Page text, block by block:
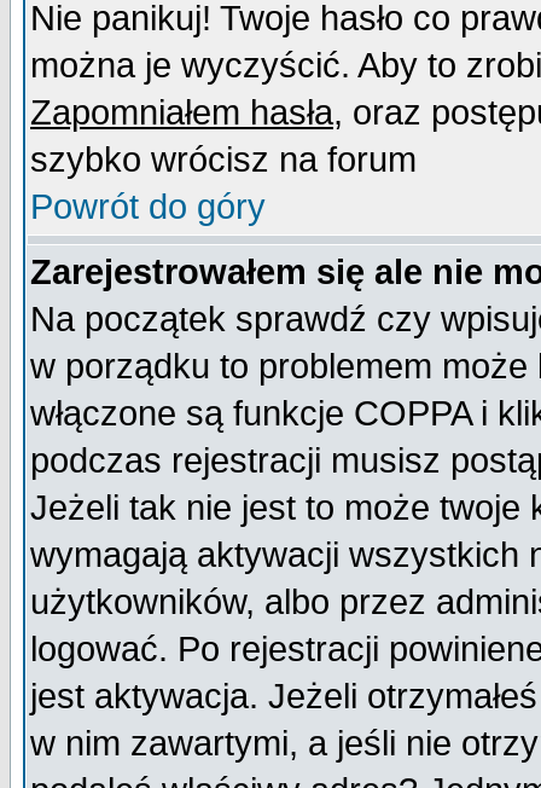
Nie panikuj! Twoje hasło co
można je wyczyścić. Aby to
Zapomniałem hasła, oraz
szybko wrócisz na forum
Powrót do góry
Zarejestrowałem się ale nie
Na początek sprawdź czy
w porządku to problemem
włączone są funkcje COPPA i
podczas rejestracji musisz
Jeżeli tak nie jest to może twoje
wymagają aktywacji wszystkich
użytkowników, albo przez
logować. Po rejestracji
jest aktywacja. Jeżeli
w nim zawartymi, a jeśli nie